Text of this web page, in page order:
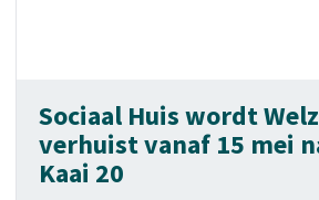
Sociaal Huis wordt
verhuist vanaf 15 mei
Kaai 20